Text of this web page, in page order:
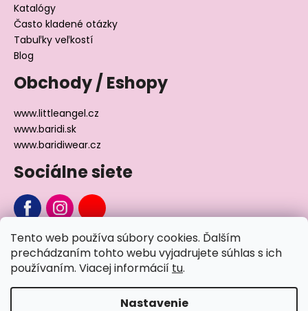
Tento web používa súbory cookies. Ďalším
prechádzaním tohto webu vyjadrujete súhlas s ich
používaním. Viacej informácií tu.
Nastavenie
Katalógy
Často kladené otázky
Tabuľky veľkostí
Blog
Obchody / Eshopy
www.littleangel.cz
www.baridi.sk
www.baridiwear.cz
Sociálne siete
Chcete sa nás na niečo opýtať?